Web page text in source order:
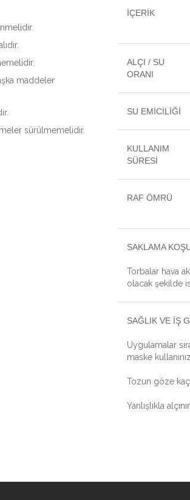
maddeler
sürülmemelidir.
İÇERİK
ALÇI / SU
ORANI
SU EMİCİLİĞİ
KULLANIM
SÜRESİ
RAF ÖMRÜ
SAKLAMA
Torbalar hava
olacak şekilde
SAĞLIK VE İŞ
Uygulamalar
maske kullanınız.
Tozun göze
Yanlışlıkla